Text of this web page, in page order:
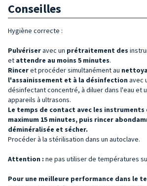
Conseilles
Hygiène correcte :
Pulvériseravec un prétraitement des
et attendre au moins 5 minutes.
Rinceret procéder simultanément au
l'assainissement et à la désinfection avec
désinfectant concentré, à diluer dans l'eau et
appareils à ultrasons.
Le temps de contact avec les instruments
maximum 15 minutes, puis rincer
déminéralisée et sécher.
Procéder à la stérilisation dans un autoclave.
Attention : ne pas utiliser de températures
Pour une meilleure performance dans le